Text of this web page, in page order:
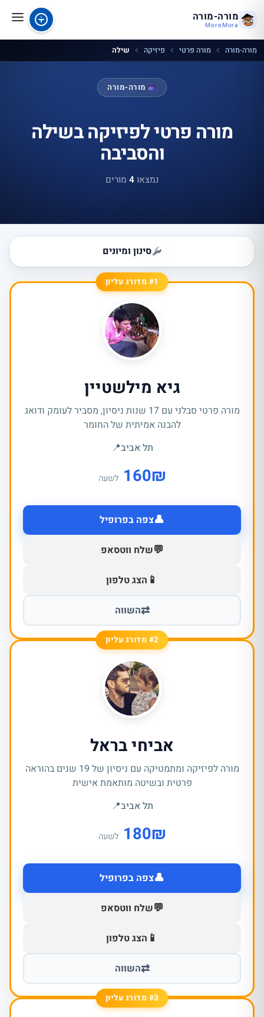
מורה-מורה
MoreMora
מורה-מורה מורה פרטי פיזיקה שילה
מורה-מורה
מורה פרטי לפיזיקה בשילה
והסביבה
נמצאו4 מורים
סינון ומיונים
#1 מדורג עליון
גיא מילשטיין
מורה פרטי סבלני עם 17 שנות ניסיון, מסביר לעומק ודואג
להבנה אמיתית של החומר
תל אביב📍
₪
160 לשעה
👤צפה בפרופיל
💬שלח ווטסאפ
📱 הצג טלפון
⇄השווה
#2 מדורג עליון
אביחי בראל
מורה לפיזיקה ומתמטיקה עם ניסיון של 19 שנים בהוראה
פרטית ובשיטה מותאמת אישית
תל אביב📍
₪
180 לשעה
👤צפה בפרופיל
💬שלח ווטסאפ
📱 הצג טלפון
⇄השווה
#3 מדורג עליון